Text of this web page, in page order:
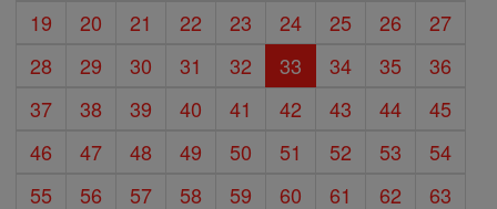
19
20 21 22 23 24 25 26
27
28
29 30 31 32 33 34 35
36
37
38 39 40 41 42 43 44
45
46
47 48 49 50 51 52 53
54
55
56 57 58 59 60 61 62
63